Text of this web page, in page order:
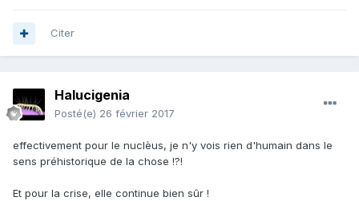
Citer
Halucigenia
Posté(e) 26 février 2017
effectivement pour le nuclèus, je n'y vois rien d'humain dans le
sens préhistorique de la chose !?!
Et pour la crise, elle continue bien sûr !